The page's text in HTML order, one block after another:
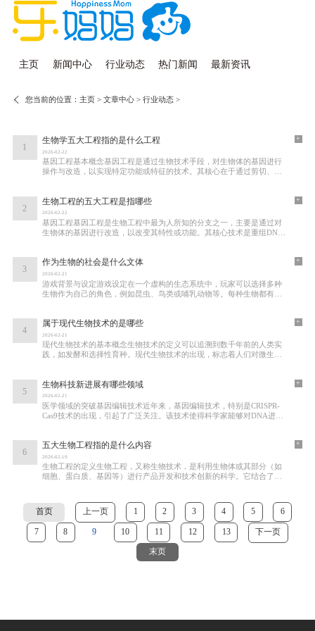
主页 新闻中心 行业动态 热门新闻 最新资讯
您当前的位置：主页 >文章中心 >行业动态 >
1
生物学五大工程指的是什么工程
2026-02-22
基因工程基本概念基因工程是通过生物技术手段，对生物体的基因进行
操作与改造，以实现特定功能或特征的技术。其核心在于通过剪切、复
+
2
生物工程的五大工程是指哪些
2026-02-22
基因工程基因工程是生物工程中最为人所知的分支之一，主要是通过对
生物体的基因进行改造，以改变其特性或功能。其核心技术是重组DNA
+
3
作为生物的社会是什么文体
2026-02-21
游戏背景与设定游戏设定在一个虚构的生态系统中，玩家可以选择多种
生物作为自己的角色，例如昆虫、鸟类或哺乳动物等。每种生物都有其
+
4
属于现代生物技术的是哪些
2026-02-21
现代生物技术的基本概念生物技术的定义可以追溯到数千年前的人类实
践，如发酵和选择性育种。现代生物技术的出现，标志着人们对微生
+
5
生物科技新进展有哪些领域
2026-02-21
医学领域的突破基因编辑技术近年来，基因编辑技术，特别是CRISPR-
Cas9技术的出现，引起了广泛关注。该技术使得科学家能够对DNA进行
+
6
五大生物工程指的是什么内容
2026-02-19
生物工程的定义生物工程，又称生物技术，是利用生物体或其部分（如
细胞、蛋白质、基因等）进行产品开发和技术创新的科学。它结合了生
+
首页 上一页 1 2 3 4 5 6
7 8 9 10 11 12 13
下一页
末页